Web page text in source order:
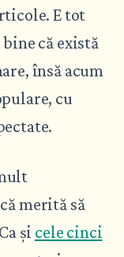
E tot
că există
însă acum
cu
merită să
și cele cinci